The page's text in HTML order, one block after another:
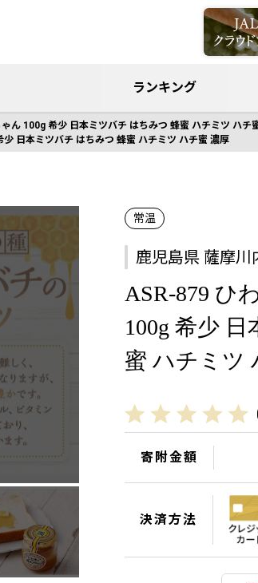
ランキング
ん 100g 希少 日本ミツバチ はちみつ 蜂蜜 ハチミツ ハチ
日本ミツバチ はちみつ 蜂蜜 ハチミツ ハチ蜜 濃厚
常温
鹿児島県 薩摩川
ASR-879 ひ
100g 希少
蜜 ハチミツ
寄附金額
決済方法